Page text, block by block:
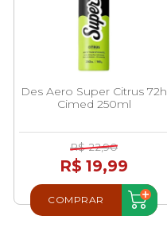
Des Aero Super Citrus 72h
Cimed 250ml
R$ 22,90
R$ 19,99
COMPRAR